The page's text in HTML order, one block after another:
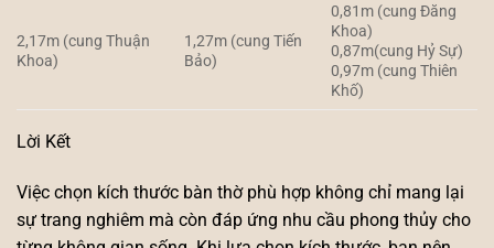
2,17m (cung Thuận
Khoa)
1,27m (cung Tiến
Bảo)
0,81m (cung Đăng
Khoa)
0,87m(cung Hỷ Sự)
0,97m (cung Thiên
Khố)
Lời Kết
Việc chọn kích thước bàn thờ phù hợp không chỉ mang lại
sự trang nghiêm mà còn đáp ứng nhu cầu phong thủy cho